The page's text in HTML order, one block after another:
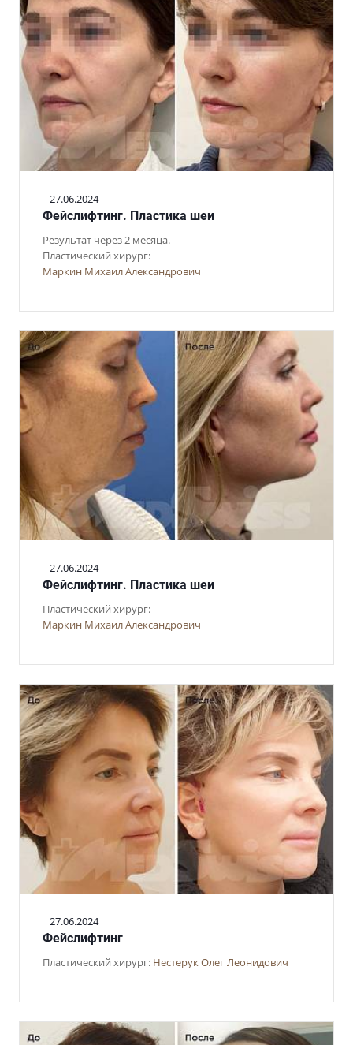
27.06.2024
Фейслифтинг. Пластика шеи
Результат через 2 месяца.
Пластический хирург:
Маркин Михаил Александрович
27.06.2024
Фейслифтинг. Пластика шеи
Пластический хирург:
Маркин Михаил Александрович
27.06.2024
Фейслифтинг
Пластический хирург: Нестерук Олег Леонидович